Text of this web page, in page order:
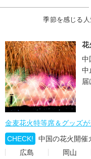
季節を感じる
花
中
中
届
金麦花火特等席＆グッズ
CHECK!
中国の花火開催
広島
岡山